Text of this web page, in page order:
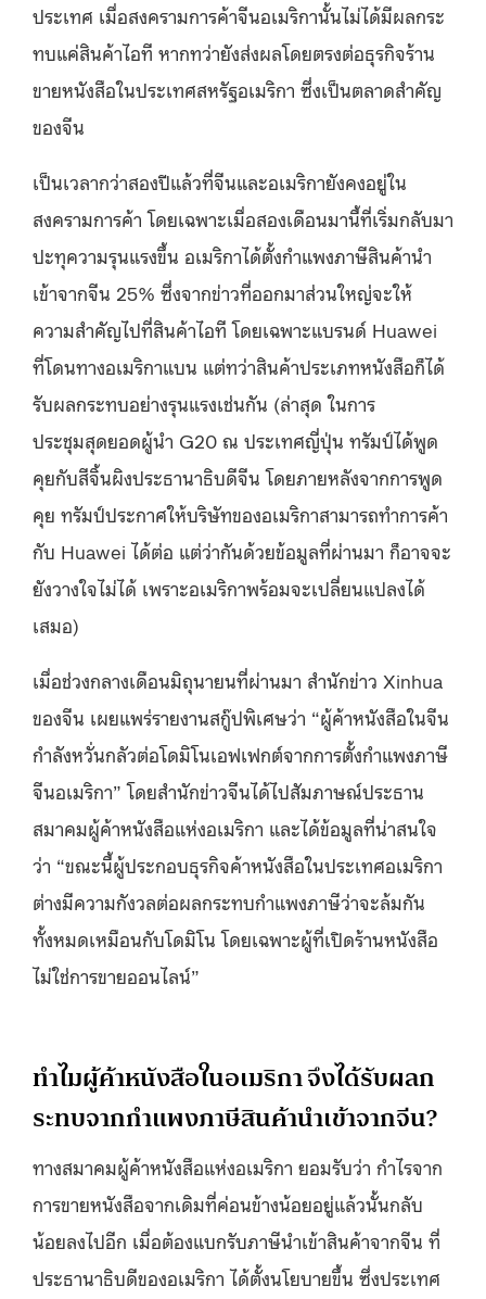
ประเทศ เมื่อสงครามการค้าจีนอเมริกานั้นไม่ได้มีผลกระ
ทบแค่สินค้าไอที หากทว่ายังส่งผลโดยตรงต่อธุรกิจร้าน
ขายหนังสือในประเทศสหรัฐอเมริกา ซึ่งเป็นตลาดสำคัญ
ของจีน
เป็นเวลากว่าสองปีแล้วที่จีนและอเมริกายังคงอยู่ใน
สงครามการค้า โดยเฉพาะเมื่อสองเดือนมานี้ที่เริ่มกลับมา
ปะทุความรุนแรงขึ้น อเมริกาได้ตั้งกำแพงภาษีสินค้านำ
เข้าจากจีน 25% ซึ่งจากข่าวที่ออกมาส่วนใหญ่จะให้
ความสำคัญไปที่สินค้าไอที โดยเฉพาะแบรนด์ Huawei
ที่โดนทางอเมริกาแบน แต่ทว่าสินค้าประเภทหนังสือก็ได้
รับผลกระทบอย่างรุนแรงเช่นกัน (ล่าสุด ในการ
ประชุมสุดยอดผู้นำ G20 ณ ประเทศญี่ปุ่น ทรัมป์ได้พูด
คุยกับสีจิ้นผิงประธานาธิบดีจีน โดยภายหลังจากการพูด
คุย ทรัมป์ประกาศให้บริษัทของอเมริกาสามารถทำการค้า
กับ Huawei ได้ต่อ แต่ว่ากันด้วยข้อมูลที่ผ่านมา ก็อาจจะ
ยังวางใจไม่ได้ เพราะอเมริกาพร้อมจะเปลี่ยนแปลงได้
เสมอ)
เมื่อช่วงกลางเดือนมิถุนายนที่ผ่านมา สำนักข่าว Xinhua
ของจีน เผยแพร่รายงานสกู๊ปพิเศษว่า “ผู้ค้าหนังสือในจีน
กำลังหวั่นกลัวต่อโดมิโนเอฟเฟกต์จากการตั้งกำแพงภาษี
จีนอเมริกา” โดยสำนักข่าวจีนได้ไปสัมภาษณ์ประธาน
สมาคมผู้ค้าหนังสือแห่งอเมริกา และได้ข้อมูลที่น่าสนใจ
ว่า “ขณะนี้ผู้ประกอบธุรกิจค้าหนังสือในประเทศอเมริกา
ต่างมีความกังวลต่อผลกระทบกำแพงภาษีว่าจะล้มกัน
ทั้งหมดเหมือนกับโดมิโน โดยเฉพาะผู้ที่เปิดร้านหนังสือ
ไม่ใช่การขายออนไลน์”
ทำไมผู้ค้าหนังสือในอเมริกา จึงได้รับผลก
ระทบจากกำแพงภาษีสินค้านำเข้าจากจีน?
ทางสมาคมผู้ค้าหนังสือแห่งอเมริกา ยอมรับว่า กำไรจาก
การขายหนังสือจากเดิมที่ค่อนข้างน้อยอยู่แล้วนั้นกลับ
น้อยลงไปอีก เมื่อต้องแบกรับภาษีนำเข้าสินค้าจากจีน ที่
ประธานาธิบดีของอเมริกา ได้ตั้งนโยบายขึ้น ซึ่งประเทศ